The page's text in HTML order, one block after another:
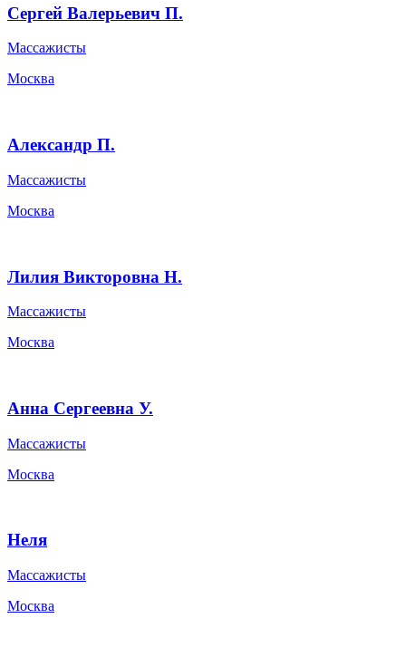
Натали Власова
Мастера красоты
Москва
Юля Р.
Массажисты
Москва
Гульнара
Массажисты
Москва